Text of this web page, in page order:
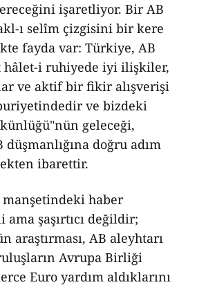
işaretliyor. Bir AB
ı selîm çizgisini bir kere
fayda var: Türkiye, AB
hâlet-i ruhiyede iyi ilişkiler,
ve aktif bir fikir alışverişi
ve bizdeki
geleceği,
doğru adım
ibarettir.
haber
şaşırtıcı değildir;
araştırması, AB aleyhtarı
Avrupa Birliği
Euro yardım aldıklarını